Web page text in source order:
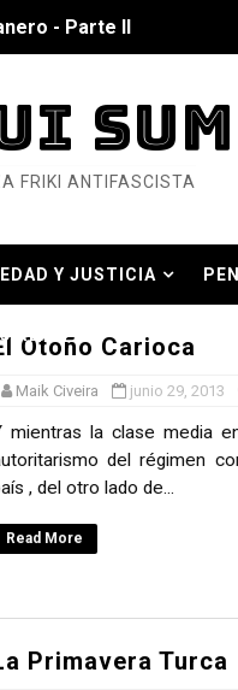
- Parte II
de Hierro
Dos mil tíjiri cinco
eléctricas?
(DOS)
(UNO)
asesino
SUM
FRIKI ANTIFASCISTA
Y JUSTICIA
REAL
Otoño Carioca
Maik Civeira junio 29, 2013
mientras la clase media
del régimen
, del otro lado de...
Read More
Primavera Turca